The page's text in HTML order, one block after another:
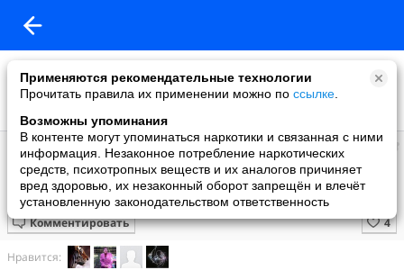
Применяются рекомендательные технологии
Прочитать правила их применении можно по ссылке
Возможны упоминания
В контенте могут упоминаться наркотики и связанная с ними
информация. Незаконное потребление наркотических
средств, психотропных веществ и их аналогов причиняет
вред здоровью, их незаконный оборот запрещён и влечёт
установленную законодательством ответственность
Супер топ
добавил видео
15 июня
10 невероятных скульптур
Комментировать
Нравится: